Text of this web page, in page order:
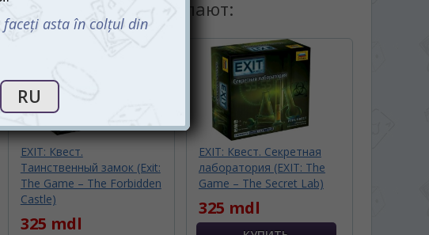
С этим товаром покупают:
EXIT: Квест.
Таинственный замок (Exit:
The Game – The Forbidden
Castle)
325 mdl
EXIT: Квест. Секретная
лаборатория (EXIT: The
Game – The Secret Lab)
325 mdl